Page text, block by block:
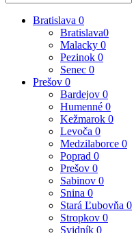
Bratislava 0
Bratislava0
Malacky 0
Pezinok 0
Senec 0
Prešov 0
Bardejov 0
Humenné 0
Kežmarok 0
Levoča 0
Medzilaborce 0
Poprad 0
Prešov 0
Sabinov 0
Snina 0
Stará Ľubovňa 0
Stropkov 0
Svidník 0